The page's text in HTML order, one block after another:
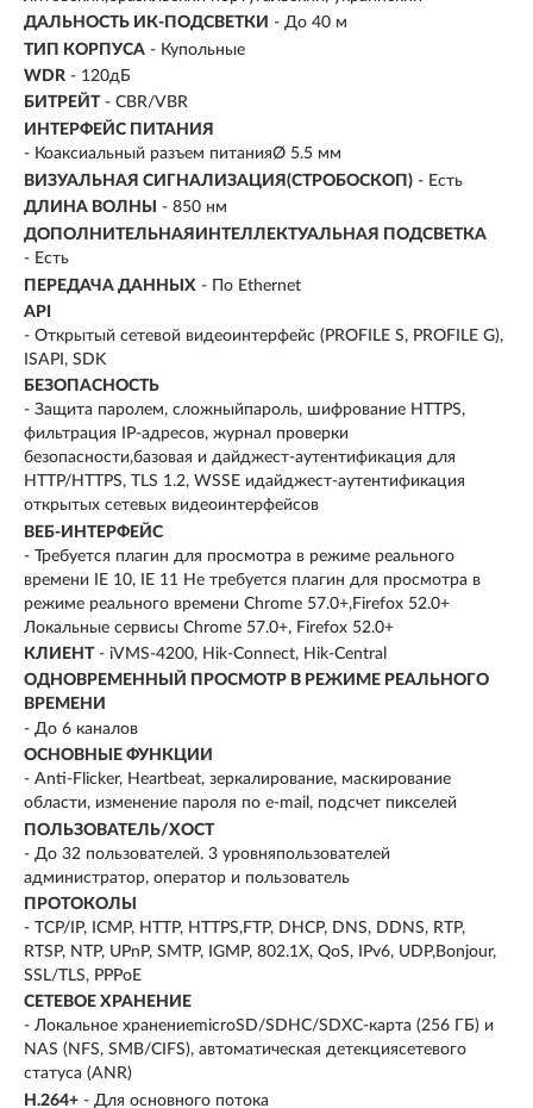
ДАЛЬНОСТЬ ИК-ПОДСВЕТКИ - До 40 м
ТИП КОРПУСА - Купольные
WDR - 120дБ
БИТРЕЙТ - CBR/VBR
ИНТЕРФЕЙС ПИТАНИЯ
- Коаксиальный разъем питанияØ 5.5 мм
ВИЗУАЛЬНАЯ СИГНАЛИЗАЦИЯ(СТРОБОСКОП) - Есть
ДЛИНА ВОЛНЫ
- 850 нм
ДОПОЛНИТЕЛЬНАЯИНТЕЛЛЕКТУАЛЬНАЯ ПОДСВЕТКА
- Есть
ПЕРЕДАЧА ДАННЫХ - По Ethernet
API
- Открытый сетевой видеоинтерфейс (PROFILE S, PROFILE G),
ISAPI, SDK
БЕЗОПАСНОСТЬ
- Защита паролем, сложныйпароль, шифрование HTTPS,
фильтрация IP-адресов, журнал проверки
безопасности,базовая и дайджест-аутентификация для
HTTP/HTTPS, TLS 1.2, WSSE идайджест-аутентификация
открытых сетевых видеоинтерфейсов
ВЕБ-ИНТЕРФЕЙС
- Требуется плагин для просмотра в режиме реального
времени IE 10, IE 11 Не требуется плагин для просмотра в
режиме реального времени Chrome 57.0+,Firefox 52.0+
Локальные сервисы Chrome 57.0+, Firefox 52.0+
КЛИЕНТ - iVMS-4200, Hik-Connect, Hik-Central
ОДНОВРЕМЕННЫЙ ПРОСМОТР В РЕЖИМЕ РЕАЛЬНОГО
ВРЕМЕНИ
- До 6 каналов
ОСНОВНЫЕ ФУНКЦИИ
- Anti-Flicker, Heartbeat, зеркалирование, маскирование
области, изменение пароля по e-mail, подсчет пикселей
ПОЛЬЗОВАТЕЛЬ/ХОСТ
- До 32 пользователей. 3 уровняпользователей
администратор, оператор и пользователь
ПРОТОКОЛЫ
- TCP/IP, ICMP, HTTP, HTTPS,FTP, DHCP, DNS, DDNS, RTP,
RTSP, NTP, UPnP, SMTP, IGMP, 802.1X, QoS, IPv6, UDP,Bonjour,
SSL/TLS, PPPoE
СЕТЕВОЕ ХРАНЕНИЕ
- Локальное хранениеmicroSD/SDHC/SDXC-карта (256 ГБ) и
NAS (NFS, SMB/CIFS), автоматическая детекциясетевого
статуса (ANR)
H.264+ - Для основного потока